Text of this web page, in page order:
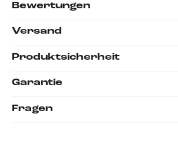
Bewertungen
Versand
Produktsicherheit
Garantie
Fragen